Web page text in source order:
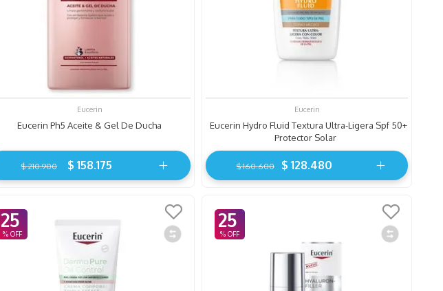
Eucerin
Eucerin Ph5 Aceite & Gel De Ducha
$ 210.900 $ 158.175
Eucerin
Eucerin Hydro Fluid Textura Ultra-Ligera Spf 50+
Protector Solar
$ 160.600 $ 128.480
25 25